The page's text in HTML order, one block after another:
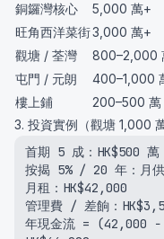
銅鑼灣核心
5,000 萬+
旺角西洋菜街3,000 萬+
觀塘 / 荃灣
800–2,000
屯門 / 元朗
400–1,000
樓上鋪
200–500 萬
3. 投資實例（觀塘 1,000
首期 5 成：HK$500 萬
按揭 5% / 20 年：月
月租：HK$42,000
管理費 / 差餉：
年現金流 = (42,000